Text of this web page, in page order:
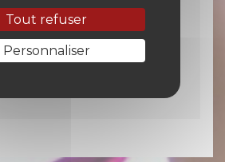
Diaporama ERASMUS
+ (espa.)
Powerpoint slideshow-
Tout refuser
Personnaliser